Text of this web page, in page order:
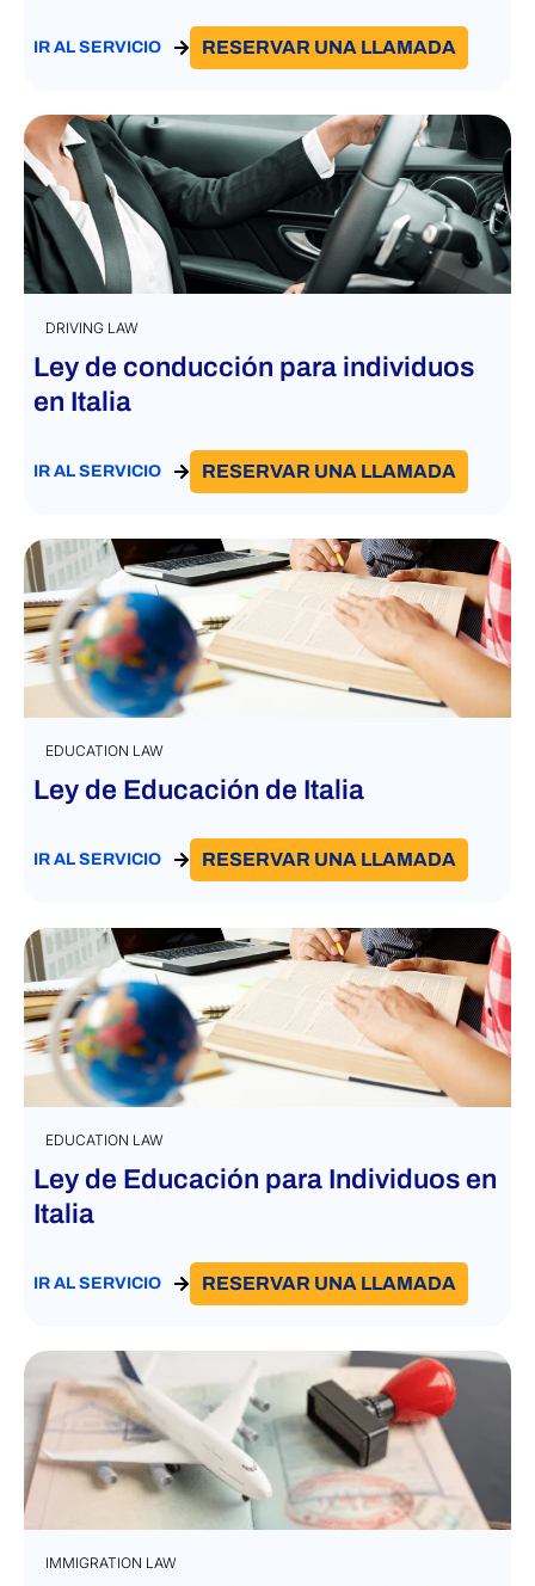
IR AL SERVICIO RESERVAR UNA LLAMADA
DRIVING LAW
Ley de conducción para individuos
en Italia
IR AL SERVICIO RESERVAR UNA LLAMADA
EDUCATION LAW
Ley de Educación de Italia
IR AL SERVICIO RESERVAR UNA LLAMADA
EDUCATION LAW
Ley de Educación para Individuos en
Italia
IR AL SERVICIO RESERVAR UNA LLAMADA
IMMIGRATION LAW